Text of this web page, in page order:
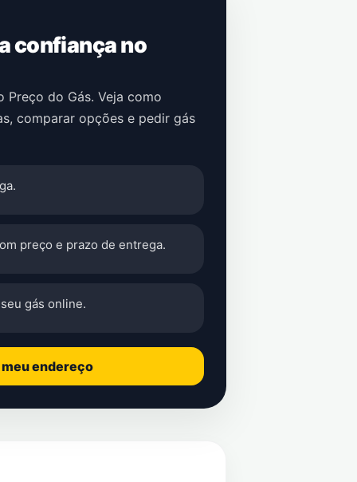
confiança no
do Gás. Veja como
, comparar opções e pedir gás
preço e prazo de entrega.
gás online.
endereço